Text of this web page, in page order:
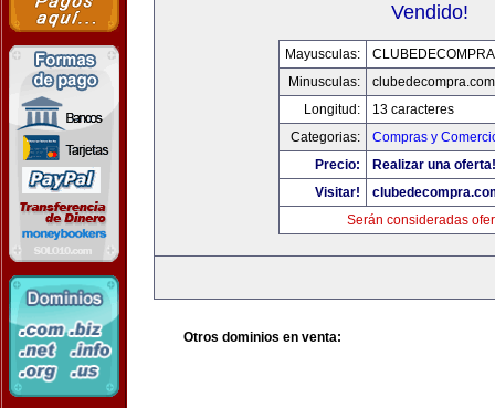
Vendido!
Mayusculas:
Minusculas:
clubedecompra.com
Longitud:
13 caracteres
Categorias:
Compras y
Precio:
Realizar una oferta!
Visitar!
Serán consideradas
Otros dominios en venta: